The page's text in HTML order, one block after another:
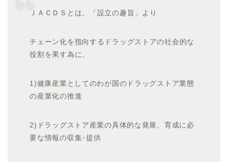
ＪＡＣＤＳとは、「設立の趣旨」より
チェーン化を指向するドラッグストアの社会的な
役割を果す為に、
1)健康産業としてのわが国のドラッグストア業態
の産業化の推進
2)ドラッグストア産業の具体的な発展、育成に必
要な情報の収集･提供